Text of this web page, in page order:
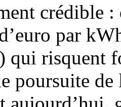
crédible :
par
qui risquent
poursuite